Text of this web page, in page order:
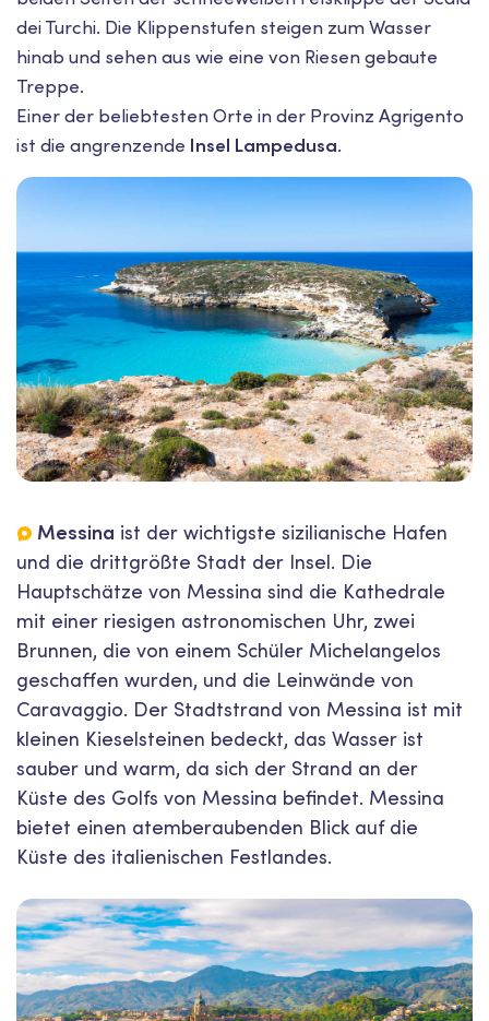
dei Turchi. Die Klippenstufen steigen zum Wasser
hinab und sehen aus wie eine von Riesen gebaute
Treppe.
Einer der beliebtesten Orte in der Provinz Agrigento
ist die angrenzende Insel Lampedusa.
Messina ist der wichtigste sizilianische Hafen
und die drittgrößte Stadt der Insel. Die
Hauptschätze von Messina sind die Kathedrale
mit einer riesigen astronomischen Uhr, zwei
Brunnen, die von einem Schüler Michelangelos
geschaffen wurden, und die Leinwände von
Caravaggio. Der Stadtstrand von Messina ist mit
kleinen Kieselsteinen bedeckt, das Wasser ist
sauber und warm, da sich der Strand an der
Küste des Golfs von Messina befindet. Messina
bietet einen atemberaubenden Blick auf die
Küste des italienischen Festlandes.